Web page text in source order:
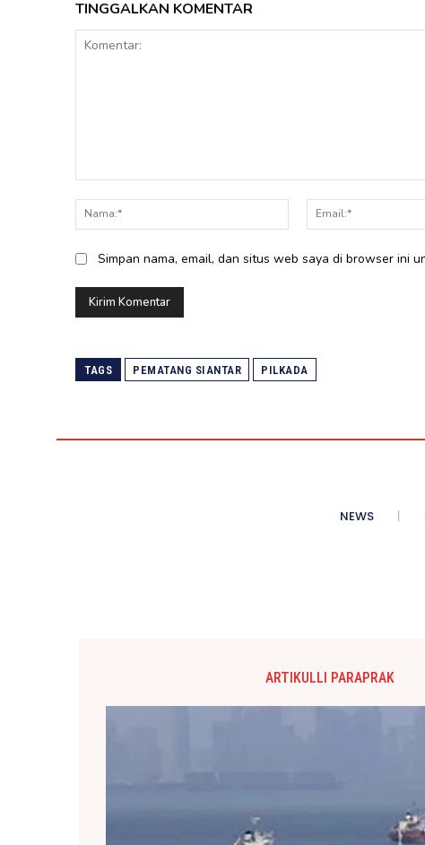
TINGGALKAN KOMENTAR
Nama:*
Simpan nama, email, dan situs web saya di browser ini
TAGS PEMATANG SIANTAR PILKADA
NEWS
ARTIKULLI PARAPRAK